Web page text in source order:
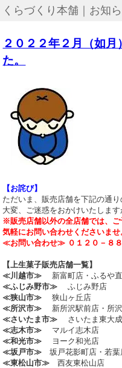
くらづくり本舗｜お知
２０２２年２月（如
た。
【お詫び】
ただいま、販売店舗を下記の通
大変、ご迷惑をおかけいたしま
※販売店舗以外の全店舗では、
気軽にお問い合わせくださいませ
≪お問い合わせ≫ ０１２０－８
【上生菓子販売店舗一覧】
≪川越市≫ 新富町店・ふるや
≪ふじみ野市≫ ふじみ野店
≪狭山市≫ 狭山ヶ丘店
≪所沢市≫ 新所沢駅前店・所
≪さいたま市≫ さいたま東大成
≪志木市≫ マルイ志木店
≪和光市≫ ヨーク和光店
≪坂戸市≫ 坂戸花影町店・若葉
≪東松山市≫ 西友東松山店